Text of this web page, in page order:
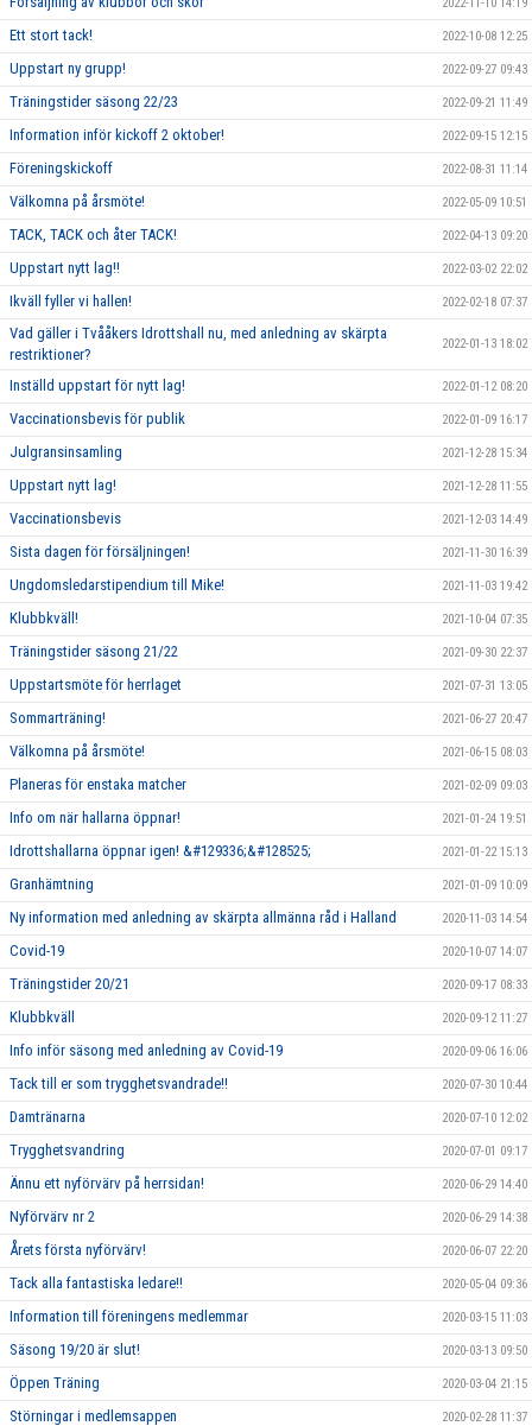
Ett stort tack! 2022-10-08 12:25
Uppstart ny grupp! 2022-09-27 09:43
Träningstider säsong 22/23 2022-09-21 11:49
Information inför kickoff 2 oktober! 2022-09-15 12:15
Föreningskickoff 2022-08-31 11:14
Välkomna på årsmöte! 2022-05-09 10:51
TACK, TACK och åter TACK! 2022-04-13 09:20
Uppstart nytt lag!! 2022-03-02 22:02
Ikväll fyller vi hallen! 2022-02-18 07:37
Vad gäller i Tvååkers Idrottshall nu, med anledning av skärpta
restriktioner?
2022-01-13 18:02
Inställd uppstart för nytt lag! 2022-01-12 08:20
Vaccinationsbevis för publik 2022-01-09 16:17
Julgransinsamling 2021-12-28 15:34
Uppstart nytt lag! 2021-12-28 11:55
Vaccinationsbevis 2021-12-03 14:49
Sista dagen för försäljningen! 2021-11-30 16:39
Ungdomsledarstipendium till Mike! 2021-11-03 19:42
Klubbkväll! 2021-10-04 07:35
Träningstider säsong 21/22 2021-09-30 22:37
Uppstartsmöte för herrlaget 2021-07-31 13:05
Sommarträning! 2021-06-27 20:47
Välkomna på årsmöte! 2021-06-15 08:03
Planeras för enstaka matcher 2021-02-09 09:03
Info om när hallarna öppnar! 2021-01-24 19:51
Idrottshallarna öppnar igen! &#129336;&#128525; 2021-01-22 15:13
Granhämtning 2021-01-09 10:09
Ny information med anledning av skärpta allmänna råd i Halland 2020-11-03 14:54
Covid-19 2020-10-07 14:07
Träningstider 20/21 2020-09-17 08:33
Klubbkväll 2020-09-12 11:27
Info inför säsong med anledning av Covid-19 2020-09-06 16:06
Tack till er som trygghetsvandrade!! 2020-07-30 10:44
Damtränarna 2020-07-10 12:02
Trygghetsvandring 2020-07-01 09:17
Ännu ett nyförvärv på herrsidan! 2020-06-29 14:40
Nyförvärv nr 2 2020-06-29 14:38
Årets första nyförvärv! 2020-06-07 22:20
Tack alla fantastiska ledare!! 2020-05-04 09:36
Information till föreningens medlemmar 2020-03-15 11:03
Säsong 19/20 är slut! 2020-03-13 09:50
Öppen Träning 2020-03-04 21:15
Störningar i medlemsappen 2020-02-28 11:37